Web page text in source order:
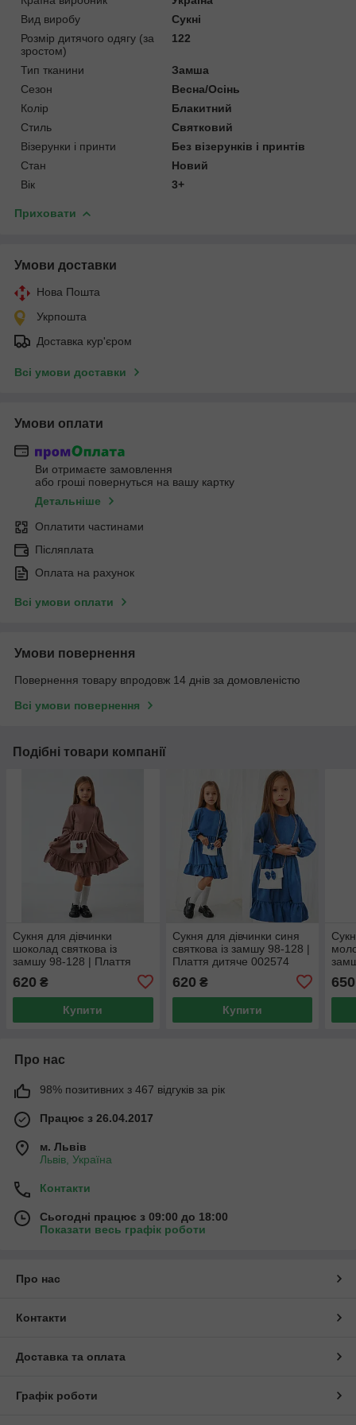
Вид виробу
Сукні
Розмір дитячого одягу (за
зростом)
122
Тип тканини
Замша
Сезон
Весна/Осінь
Колір
Блакитний
Стиль
Святковий
Візерунки і принти
Без візерунків і принтів
Стан
Новий
Вік
3+
Приховати
Умови доставки
Нова Пошта
Укрпошта
Доставка кур'єром
Всі умови доставки
Умови оплати
Ви отримаєте замовлення
або гроші повернуться на вашу картку
Детальніше
Оплатити частинами
Післяплата
Оплата на рахунок
Всі умови оплати
Умови повернення
Повернення товару впродовж 14 днів за домовленістю
Всі умови повернення
Подібні товари компанії
Сукня для дівчинки
шоколад святкова із
замшу 98-128 | Плаття
620 ₴
Купити
Сукня для дівчинки синя
святкова із замшу 98-128 |
Плаття дитяче 002574
620 ₴
Купити
650
Про нас
98% позитивних з 467 відгуків за рік
Працює з 26.04.2017
м. Львів
Львів, Україна
Контакти
Сьогодні працює з 09:00 до 18:00
Показати весь графік роботи
Про нас
Контакти
Доставка та оплата
Графік роботи